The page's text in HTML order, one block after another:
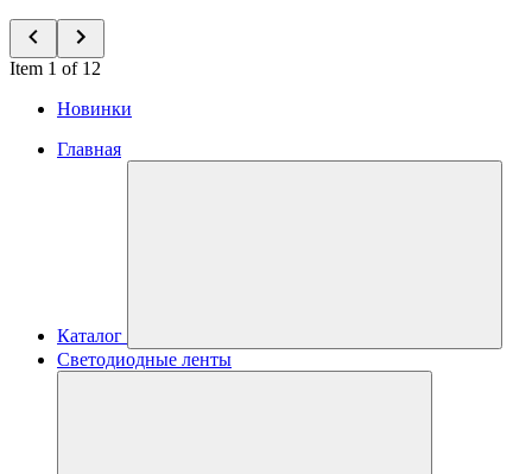
Item 1 of 12
Новинки
Главная
Каталог
Светодиодные ленты